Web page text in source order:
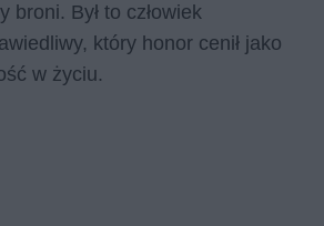
broni. Był to człowiek
który honor cenił jako
w życiu.